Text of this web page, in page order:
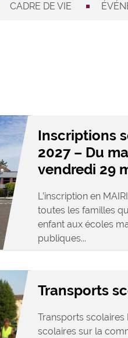
CADRE DE VIE
Inscriptions
2027 – Du
vendredi 29
L’inscription en
toutes les familles
enfant aux écoles
publiques...
Transports
Transports scolaires
scolaires sur la